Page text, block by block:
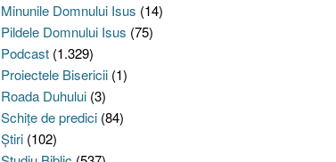
Minunile Domnului Isus (14)
Pildele Domnului Isus (75)
Podcast(1.329)
Proiectele Bisericii(1)
Roada Duhului(3)
Schiţe de predici(84)
Ştiri(102)